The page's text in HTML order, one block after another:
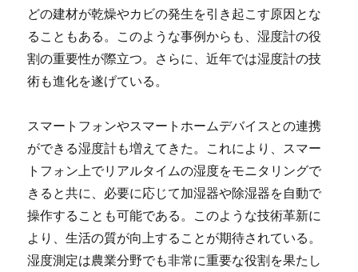
どの建材が乾燥やカビの発生を引き起こす原因とな
ることもある。このような事例からも、湿度計の役
割の重要性が際立つ。さらに、近年では湿度計の技
術も進化を遂げている。
スマートフォンやスマートホームデバイスとの連携
ができる湿度計も増えてきた。これにより、スマー
トフォン上でリアルタイムの湿度をモニタリングで
きると共に、必要に応じて加湿器や除湿器を自動で
操作することも可能である。このような技術革新に
より、生活の質が向上することが期待されている。
湿度測定は農業分野でも非常に重要な役割を果たし